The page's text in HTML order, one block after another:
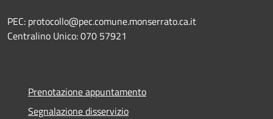
PEC: protocollo@pec.comune.monserrato.ca.it
Centralino Unico: 070 57921
Prenotazione appuntamento
Segnalazione disservizio